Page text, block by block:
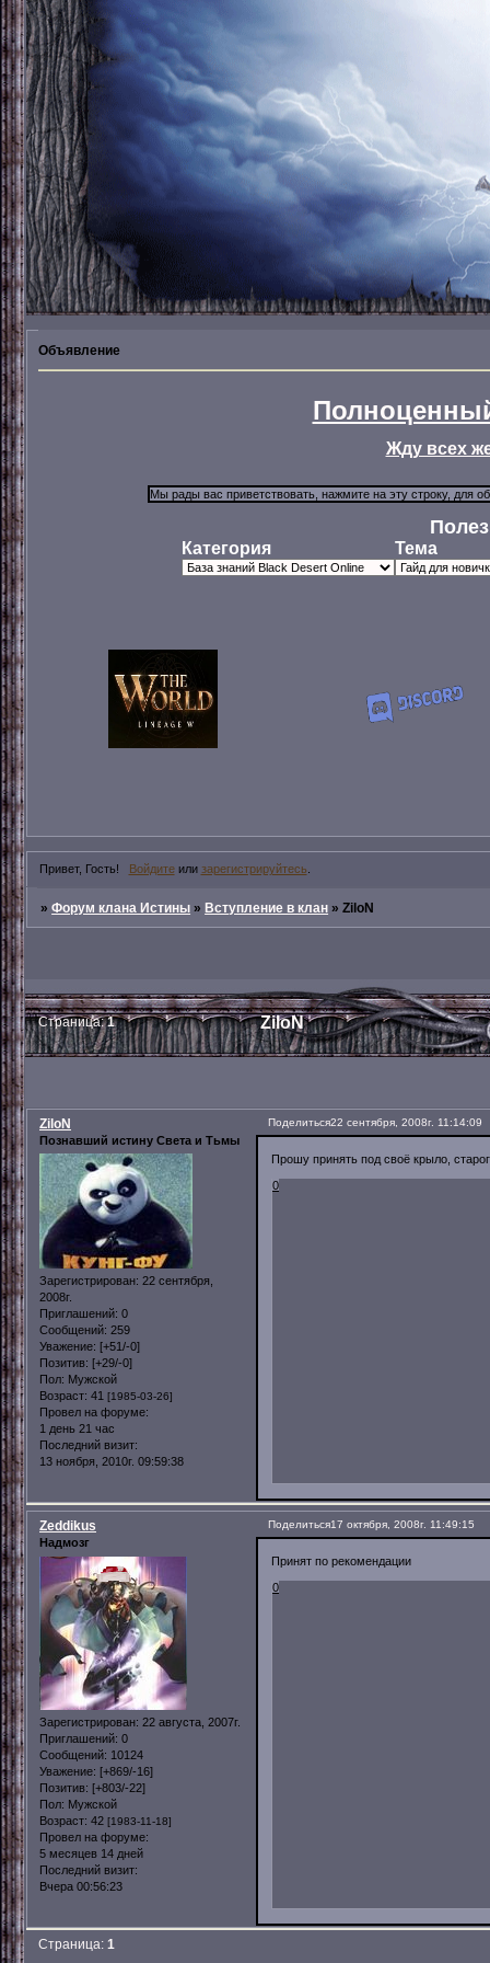
Объявление
Жду всех
Категория Тема
Привет, Гость! Войдитеили зарегистрируйтесь
»Форум клана Истины »Вступление в клан »ZiloN
ZiloN
Страница:1
Поделиться22 сентября, 2008г. 11:14:09
ZiloN
Познавший истину Света и Тьмы
Зарегистрирован: 22 сентября,
2008г.
Приглашений: 0
Сообщений: 259
Уважение: [+51/-0]
Позитив: [+29/-0]
Пол: Мужской
Возраст: 41 [1985-03-26]
Провел на форуме:
1 день 21 час
Последний визит:
13 ноября, 2010г. 09:59:38
Прошу принять под своё крыло,
0
Поделиться17 октября, 2008г. 11:49:15
Zeddikus
Надмозг
Зарегистрирован: 22 августа, 2007г.
Приглашений: 0
Сообщений: 10124
Уважение: [+869/-16]
Позитив: [+803/-22]
Пол: Мужской
Возраст: 42 [1983-11-18]
Провел на форуме:
5 месяцев 14 дней
Последний визит:
Вчера 00:56:23
Принят по рекомендации
0
Страница:1